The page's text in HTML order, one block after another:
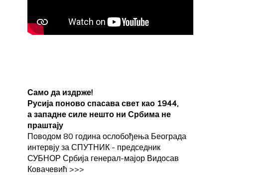
Само да издрже!
Русија поново спасава свет као 1944,
а западне силе нешто ни Србима не
праштају
Поводом 80 година ослобођења Београда
интервју за СПУТНИК - председник
СУБНОР Србија генерал-мајор Видосав
Ковачевић >>>